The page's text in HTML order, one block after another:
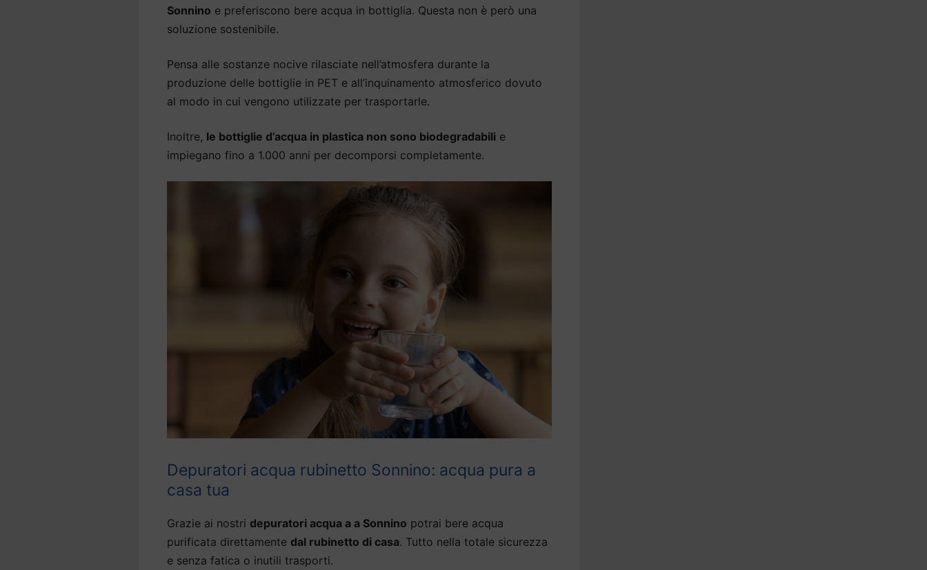
Sonnino e preferiscono bere acqua in bottiglia. Questa non è però una
soluzione sostenibile.
Pensa alle sostanze nocive rilasciate nell’atmosfera durante la
produzione delle bottiglie in PET e all’inquinamento atmosferico dovuto
al modo in cui vengono utilizzate per trasportarle.
Inoltre, le bottiglie d’acqua in plastica non sono biodegradabili e
impiegano fino a 1.000 anni per decomporsi completamente.
Depuratori acqua rubinetto Sonnino: acqua pura a
casa tua
Grazie ai nostri depuratori acqua a a Sonnino potrai bere acqua
purificata direttamente dal rubinetto di casa. Tutto nella totale sicurezza
e senza fatica o inutili trasporti.